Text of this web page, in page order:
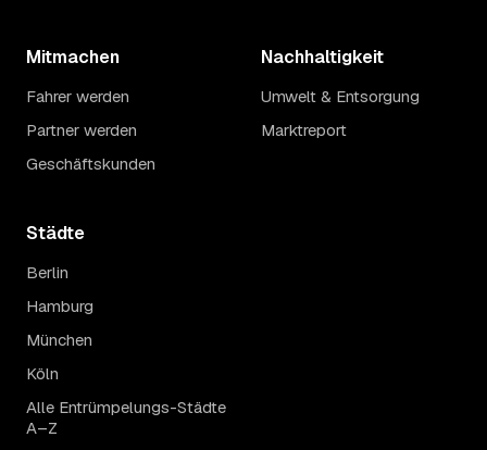
Mitmachen
Fahrer werden
Partner werden
Geschäftskunden
Nachhaltigkeit
Umwelt & Entsorgung
Marktreport
Städte
Berlin
Hamburg
München
Köln
Alle Entrümpelungs-Städte
A–Z